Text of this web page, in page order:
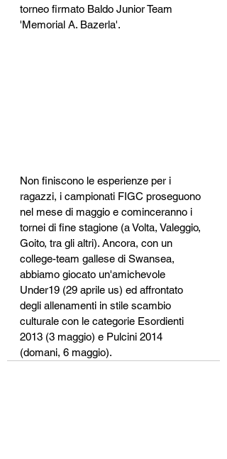
torneo firmato Baldo Junior Team
'Memorial A. Bazerla'.
Non finiscono le esperienze per i
ragazzi, i campionati FIGC proseguono
nel mese di maggio e cominceranno i
tornei di fine stagione (a Volta, Valeggio,
Goito, tra gli altri). Ancora, con un
college-team gallese di Swansea,
abbiamo giocato un'amichevole
Under19 (29 aprile us) ed affrontato
degli allenamenti in stile scambio
culturale con le categorie Esordienti
2013 (3 maggio) e Pulcini 2014
(domani, 6 maggio).